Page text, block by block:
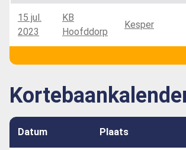
15 jul.
2023
KB
Hoofddorp
Kesper
Datum Plaats